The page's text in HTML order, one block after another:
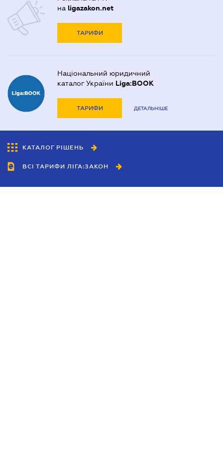
на ligazakon.net
ТАРИФИ
Національний юридичний
каталог України Liga:BOOK
ТАРИФИ ДЕТАЛЬНІШЕ
КАТАЛОГ РІШЕНЬ
ВСІ ТАРИФИ ЛІГА:ЗАКОН